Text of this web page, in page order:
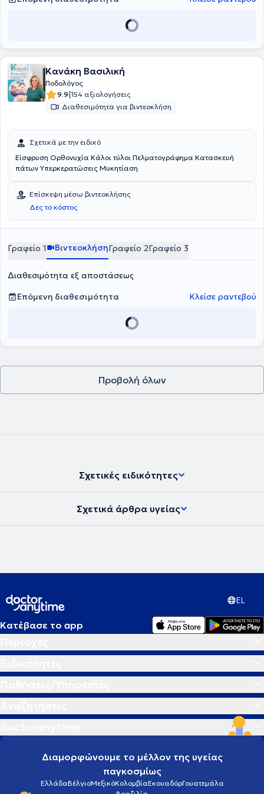
Κανάκη Βασιλική
Ποδολόγος
9.9|154 αξιολογήσεις
Διαθεσιμότητα για βιντεοκλήση
Σχετικά με την ειδικό
Είσφρυση Ορθονυχία Κάλοι τύλοι Πελματογράφημα Κατασκευή
πάτων Υπερκερατώσεις Μυκητίαση
Επίσκεψη μέσω βιντεοκλήσης
Δες το κόστος
Γραφείο 1 ΒιντεοκλήσηΓραφείο 2Γραφείο 3
Διαθεσιμότητα εξ αποστάσεως
Επόμενη διαθεσιμότητα
Κλείσε ραντεβού
Προβολή όλων
Σχετικές ειδικότητες
Σχετικά άρθρα υγείας
EL
Κατέβασε το app
Διαμορφώνουμε το μέλλον της υγείας
παγκοσμίως
ΕλλάδαΒέλγιοΜεξικόΚολομβίαΕκουαδόρΓουατεμάλα